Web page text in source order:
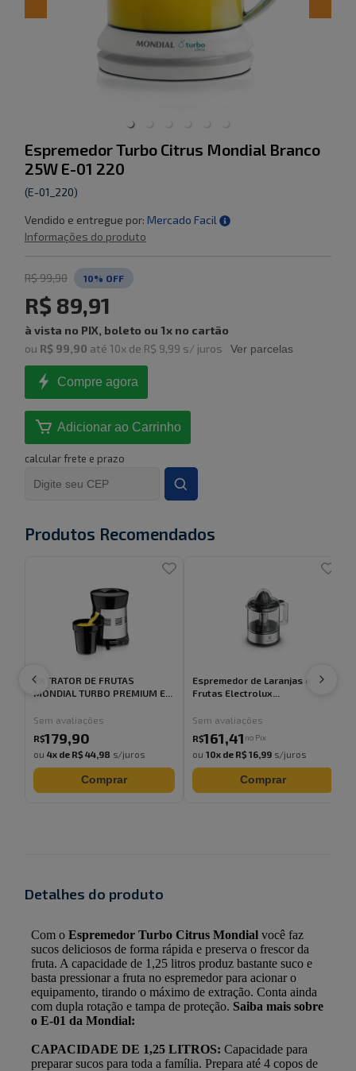
Espremedor Turbo Citrus Mondial Branco
25W E-01 220
(E-01_220)
Vendido e entregue por: Mercado Facil
Informações do produto
R$ 99,90 10% OFF
R$ 89,91
à vista no PIX, boleto ou 1x no cartão
ou R$ 99,90 até 10x de R$ 9,99 s/ juros Ver parcelas
Compre agora
Adicionar ao Carrinho
calcular frete e prazo
Produtos Recomendados
EXTRATOR DE FRUTAS
MONDIAL TURBO PREMIUM E...
Sem avaliações
R$179,90
ou 4x de R$ 44,98 s/juros
Comprar
Espremedor de Laranjas e
Frutas Electrolux...
Sem avaliações
R$161,41 no Pix
ou 10x de R$ 16,99 s/juros
Comprar
Detalhes do produto